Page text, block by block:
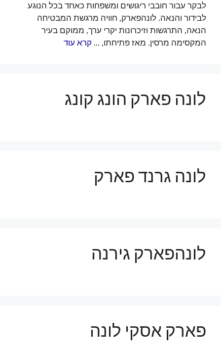
לבקר עבור חובבי ריגושים ומשפחות כאחד בכל הנוגע
לבידור והנאה. לונהפארק, חוויה מרגשת המבטיחה
הנאה, התרגשות וזיכרונות יקרי ערך, ממוקם בעיר
המקסימה מרסין. מאז פתיחתו, ... קרא עוד
לונה פארק הונג קונג
לונה גרנד פארק
לונהפארק גירנה
פארק אסקי לונה